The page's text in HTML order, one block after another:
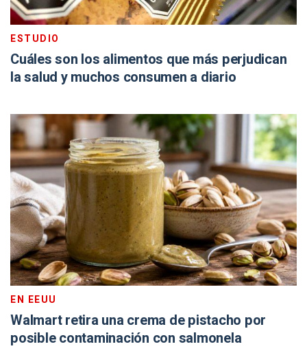
ESTUDIO
Cuáles son los alimentos que más perjudican
la salud y muchos consumen a diario
EN EEUU
Walmart retira una crema de pistacho por
posible contaminación con salmonela